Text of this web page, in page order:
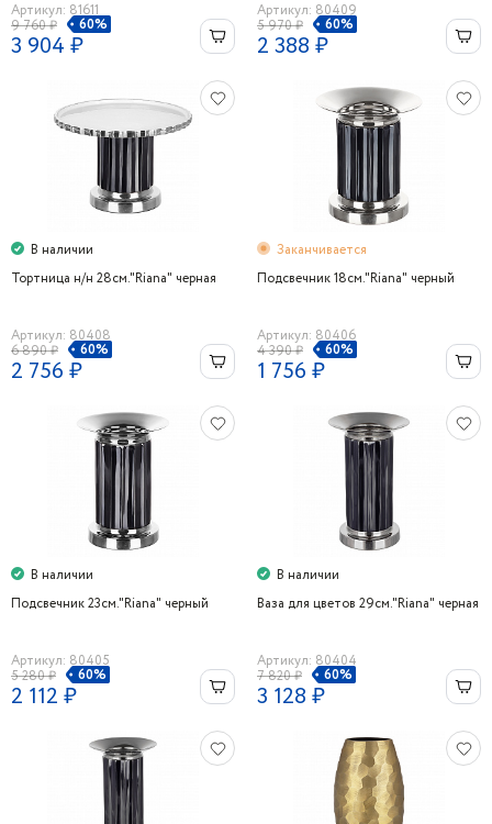
Артикул: 81611
9 760 ₽
60%
3 904 ₽
Артикул: 80409
5 970 ₽
60%
2 388 ₽
В наличии
Тортница н/н 28см."Riana" черная
Артикул: 80408
6 890 ₽
60%
2 756 ₽
Заканчивается
Подсвечник 18см."Riana" черный
Артикул: 80406
4 390 ₽
60%
1 756 ₽
В наличии
Подсвечник 23см."Riana" черный
Артикул: 80405
5 280 ₽
60%
2 112 ₽
В наличии
Ваза для цветов 29см."Riana" черная
Артикул: 80404
7 820 ₽
60%
3 128 ₽